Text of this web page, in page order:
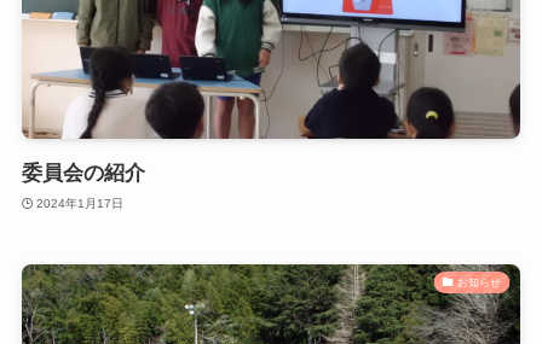
委員会の紹介
2024年1月17日
お知らせ